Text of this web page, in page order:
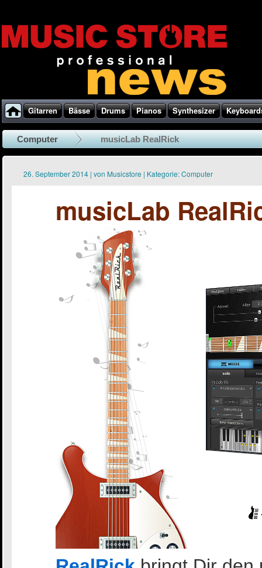
Gitarren Bässe Drums Pianos Synthesizer
Computer musicLab RealRick
26. September 2014 | von Musicstore | Kategorie:Computer
musicLab